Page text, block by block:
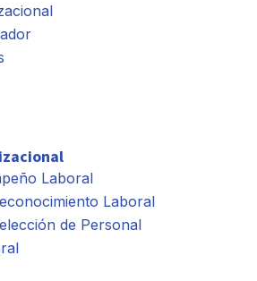
Laboral
Laboral
de Personal